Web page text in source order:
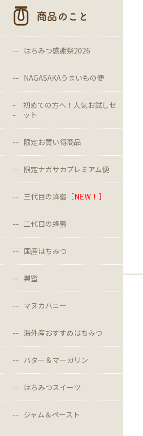
商品のこと
はちみつ感謝祭2026
NAGASAKAうまいもの便
初めての方へ！人気お試しセ
ット
限定お買い得商品
限定ナガサカプレミアム便
三代目の蜂蜜 ［NEW！］
二代目の蜂蜜
国産はちみつ
巣蜜
マヌカハニー
海外産おすすめはちみつ
バター＆マーガリン
はちみつスイーツ
ジャム＆ペースト